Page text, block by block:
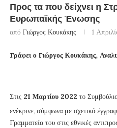
Προς τα που δείχνει η
Ευρωπαϊκής Ένωσης
από Γιώργος Κουκάκης 1
Γράφει ο Γιώργος Κουκάκης,
Στις 21 Μαρτίου 2022 το
ενέκρινε, σύμφωνα με σχετικό
Γραμματεία του στις εθνικές